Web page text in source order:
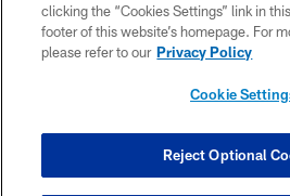
CONTACT US
SITE MAP
COOKIE
clicking the “Cookies Settings” link in
footer of this website’s homepage. For
please refer to our Privacy Policy
Cookie
Reject Optional